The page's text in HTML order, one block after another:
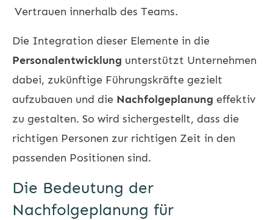
Vertrauen innerhalb des Teams.
Die Integration dieser Elemente in die
Personalentwicklung unterstützt Unternehmen
dabei, zukünftige Führungskräfte gezielt
aufzubauen und die Nachfolgeplanung effektiv
zu gestalten. So wird sichergestellt, dass die
richtigen Personen zur richtigen Zeit in den
passenden Positionen sind.
Die Bedeutung der
Nachfolgeplanung für